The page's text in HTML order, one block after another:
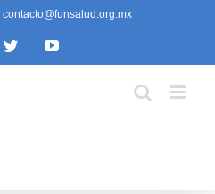
contacto@funsalud.org.mx
TwitterYouTube